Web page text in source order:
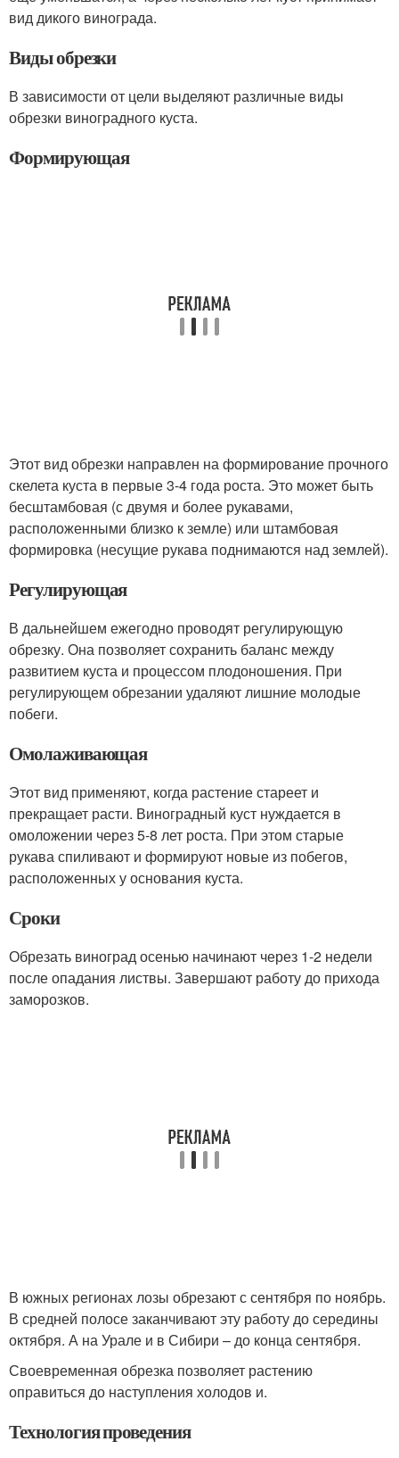
вид дикого винограда.
Виды обрезки
В зависимости от цели выделяют различные виды
обрезки виноградного куста.
Формирующая
Этот вид обрезки направлен на формирование прочного
скелета куста в первые 3-4 года роста. Это может быть
бесштамбовая (с двумя и более рукавами,
расположенными близко к земле) или штамбовая
формировка (несущие рукава поднимаются над землей).
Регулирующая
В дальнейшем ежегодно проводят регулирующую
обрезку. Она позволяет сохранить баланс между
развитием куста и процессом плодоношения. При
регулирующем обрезании удаляют лишние молодые
побеги.
Омолаживающая
Этот вид применяют, когда растение стареет и
прекращает расти. Виноградный куст нуждается в
омоложении через 5-8 лет роста. При этом старые
рукава спиливают и формируют новые из побегов,
расположенных у основания куста.
Сроки
Обрезать виноград осенью начинают через 1-2 недели
после опадания листвы. Завершают работу до прихода
заморозков.
В южных регионах лозы обрезают с сентября по ноябрь.
В средней полосе заканчивают эту работу до середины
октября. А на Урале и в Сибири – до конца сентября.
Своевременная обрезка позволяет растению
оправиться до наступления холодов и.
Технология проведения